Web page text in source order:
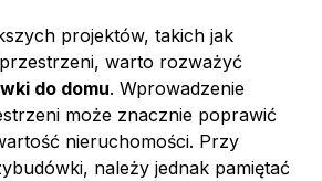
projektów, takich jak
warto rozważyć
do domu. Wprowadzenie
może znacznie poprawić
nieruchomości. Przy
należy jednak pamiętać